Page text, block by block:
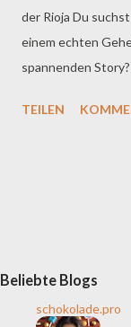
der Rioja Du
einem echten
spannenden
ein Rioja-Wein,
Dieser Tropfen
abgefüllt werden.
Laden gestellt.
TEILEN
Beliebte Blogs
schokolade.pro